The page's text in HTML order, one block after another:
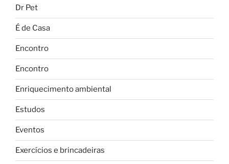
Dr Pet
É de Casa
Encontro
Encontro
Enriquecimento ambiental
Estudos
Eventos
Exercícios e brincadeiras